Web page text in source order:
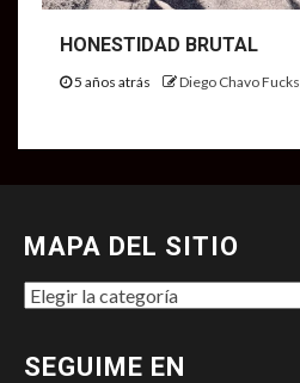
HONESTIDAD BRUTAL
5 años atrás Diego Chavo Fucks
MAPA DEL SITIO
MAPA
SITIO
SEGUIME EN